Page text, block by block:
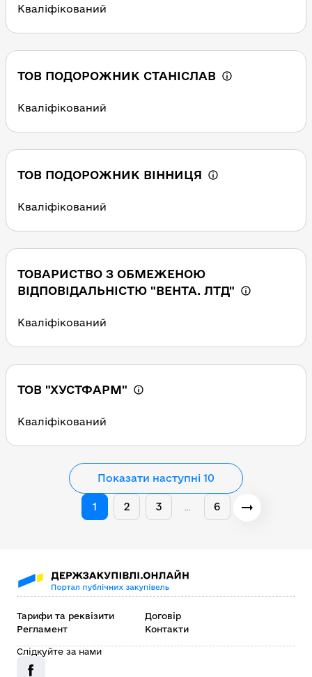
Кваліфікований
ТОВ ПОДОРОЖНИК СТАНІСЛАВ
Кваліфікований
ТОВ ПОДОРОЖНИК ВІННИЦЯ
Кваліфікований
ТОВАРИСТВО З ОБМЕЖЕНОЮ
ВІДПОВІДАЛЬНІСТЮ "ВЕНТА. ЛТД"
Кваліфікований
ТОВ "ХУСТФАРМ"
Кваліфікований
Показати наступні 10
1 2 3 6
Тарифи та реквізити
Договір
Регламент
Контакти
Слідкуйте за нами